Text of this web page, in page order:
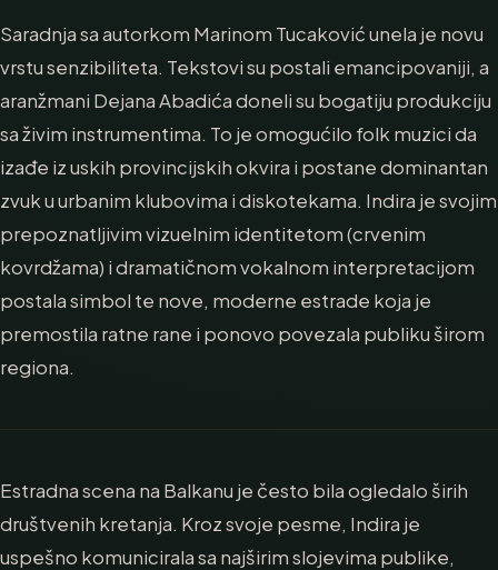
Saradnja sa autorkom Marinom Tucaković unela je novu
vrstu senzibiliteta. Tekstovi su postali emancipovaniji, a
aranžmani Dejana Abadića doneli su bogatiju produkciju
sa živim instrumentima. To je omogućilo folk muzici da
izađe iz uskih provincijskih okvira i postane dominantan
zvuk u urbanim klubovima i diskotekama. Indira je svojim
prepoznatljivim vizuelnim identitetom (crvenim
kovrdžama) i dramatičnom vokalnom interpretacijom
postala simbol te nove, moderne estrade koja je
premostila ratne rane i ponovo povezala publiku širom
regiona.
Estradna scena na Balkanu je često bila ogledalo širih
društvenih kretanja. Kroz svoje pesme, Indira je
uspešno komunicirala sa najširim slojevima publike,